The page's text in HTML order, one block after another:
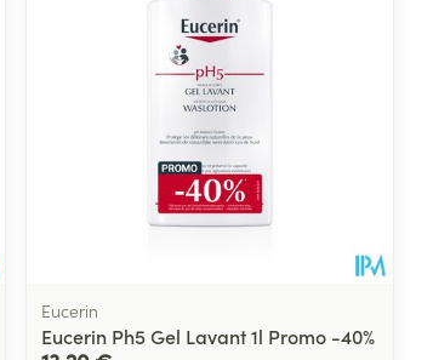
Eucerin
Eucerin Ph5 Gel Lavant 1l Promo -40%